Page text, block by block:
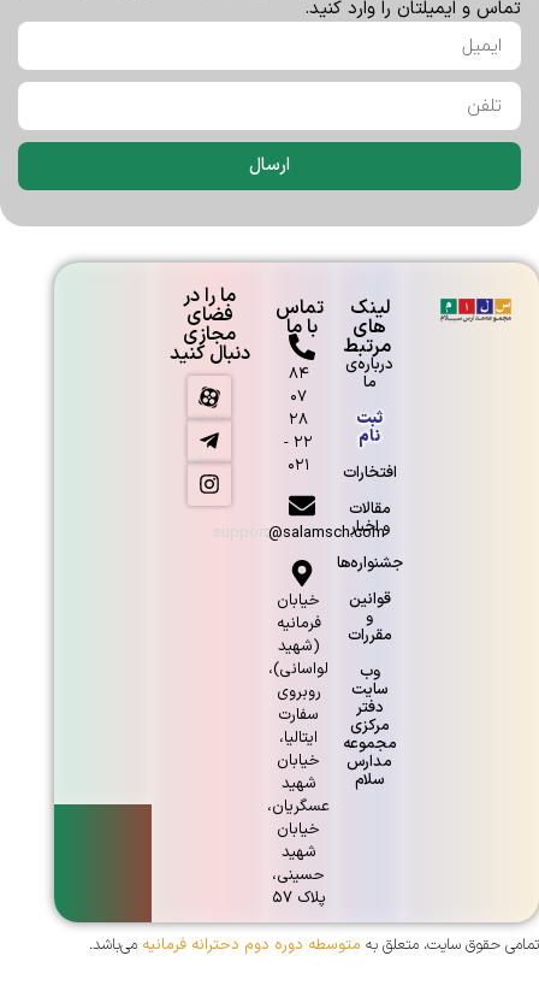
جشن میلاد پیامبر(ص)وامام صادق(ع)
سال ۱۳۹۸
برگزاری همایش آشنایی ویژه داوطلبان
پایه دهم
تماس و ایمیلتان را وارد کنید.
ارسال
لینک
های
مرتبط
درباره‌ی
ما
ثبت
نام
افتخارات
مقالات
و اخبار
جشنواره‌ها
قوانین
و
مقررات
وب
سایت
دفتر
مرکزی
مجموعه
مدارس
سلام
تماس
با ما
۸۴
۰۷
۲۸
۲۲ -
۰۲۱
support@salamsch.com
خيابان
فرمانيه
(شهيد
لواسانی)،
روبروی
سفارت
ايتاليا،
خيابان
شهيد
عسگريان،
خيابان
شهيد
حسينی،
پلاک ۵۷
ما را در
فضای
مجازی
دنبال کنید
تمامی حقوق سایت، متعلق به متوسطه دوره دوم دحترانه فرمانیه می‌باشد.